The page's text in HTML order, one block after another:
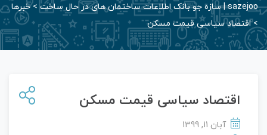
sazejoo | سازه جو بانک اطلاعات ساختمان های در حال ساخت >خبرها
>اقتصاد سیاسی قیمت مسکن
اقتصاد سیاسی قیمت مسکن
آبان 11, 1399